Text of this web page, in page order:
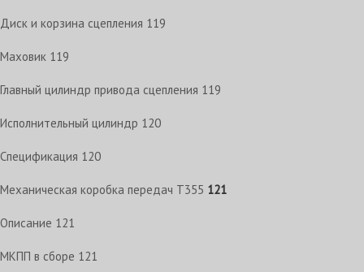
Диск и корзина сцепления 119
Маховик 119
Главный цилиндр привода сцепления 119
Исполнительный цилиндр 120
Спецификация 120
Механическая коробка передач T355 121
Описание 121
МКПП в сборе 121